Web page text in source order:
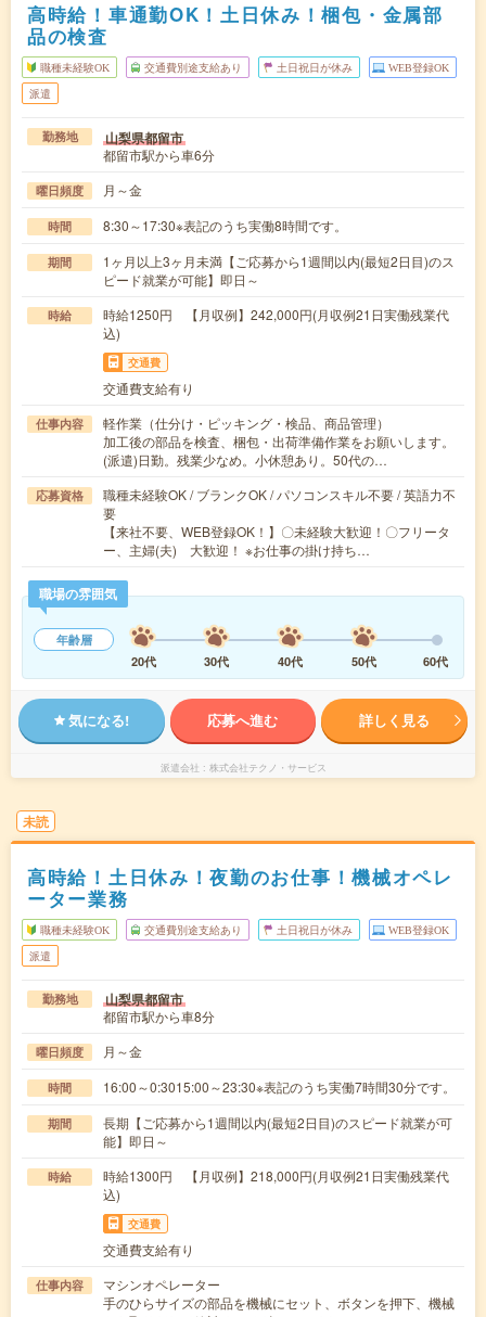
高時給！車通勤OK！土日休み！梱包・金属部
品の検査
職種未経験OK 交通費別途支給あり 土日祝日が休み WEB登録OK
派遣
勤務地 山梨県都留市
都留市駅から車6分
曜日頻度 月～金
時間 8:30～17:30※表記のうち実働8時間です。
期間
1ヶ月以上3ヶ月未満【ご応募から1週間以内(最短2日目)のス
ピード就業が可能】即日～
時給
時給1250円 【月収例】242,000円(月収例21日実働残業代
込)
交通費
交通費支給有り
仕事内容
軽作業（仕分け・ピッキング・検品、商品管理）
加工後の部品を検査、梱包・出荷準備作業をお願いします。
(派遣)日勤。残業少なめ。小休憩あり。50代の…
応募資格
職種未経験OK / ブランクOK / パソコンスキル不要 / 英語力不
要
【来社不要、WEB登録OK！】〇未経験大歓迎！〇フリータ
ー、主婦(夫) 大歓迎！ ※お仕事の掛け持ち…
職場の雰囲気
年齢層
20代
30代 40代 50代 60代
気になる! 応募へ進む 詳しく見る
派遣会社 株式会社テクノ・サービス
未読
高時給！土日休み！夜勤のお仕事！機械オペレ
ーター業務
職種未経験OK 交通費別途支給あり 土日祝日が休み WEB登録OK
派遣
勤務地 山梨県都留市
都留市駅から車8分
曜日頻度 月～金
時間 16:00～0:3015:00～23:30※表記のうち実働7時間30分です。
期間
長期【ご応募から1週間以内(最短2日目)のスピード就業が可
能】即日～
時給
時給1300円 【月収例】218,000円(月収例21日実働残業代
込)
交通費
交通費支給有り
仕事内容
マシンオペレーター
手のひらサイズの部品を機械にセット、ボタンを押下、機械